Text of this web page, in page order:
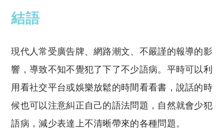
結語
現代人常受廣告牌、網路潮文、不嚴謹的報導的影
響，導致不知不覺犯了下了不少語病。平時可以利
用看社交平台或娛樂放鬆的時間看看書，說話的時
候也可以注意糾正自己的語法問題，自然就會少犯
語病，減少表達上不清晰帶來的各種問題。